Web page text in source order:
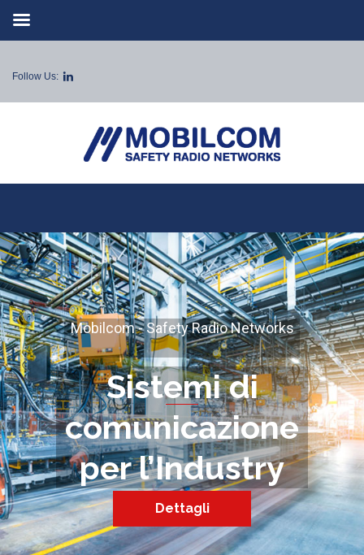
Follow Us:
Sistemi di
comunicazione
per l’Industry
Mobilcom - Safety Radio Networks
Dettagli